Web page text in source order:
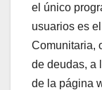
el único
usuarios es
Comunitaria,
de deudas, a
de la página